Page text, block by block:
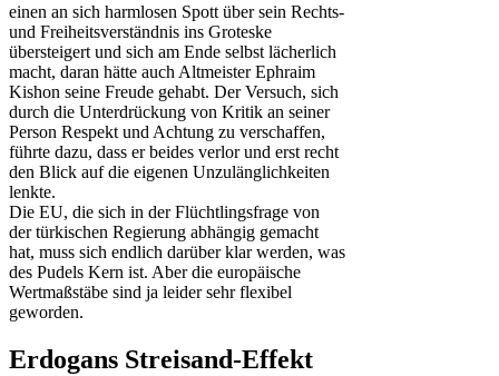
einen an sich harmlosen Spott über sein Rechts-
und Freiheitsverständnis ins Groteske
übersteigert und sich am Ende selbst lächerlich
macht, daran hätte auch Altmeister Ephraim
Kishon seine Freude gehabt. Der Versuch, sich
durch die Unterdrückung von Kritik an seiner
Person Respekt und Achtung zu verschaffen,
führte dazu, dass er beides verlor und erst recht
den Blick auf die eigenen Unzulänglichkeiten
lenkte.
Die EU, die sich in der Flüchtlingsfrage von
der türkischen Regierung abhängig gemacht
hat, muss sich endlich darüber klar werden, was
des Pudels Kern ist. Aber die europäische
Wertmaßstäbe sind ja leider sehr flexibel
geworden.
Erdogans Streisand-Effekt